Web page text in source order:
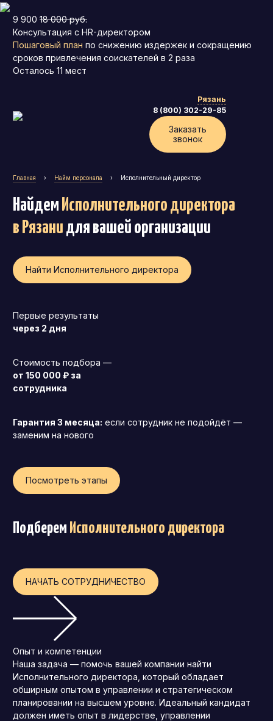
9 900 18 000 руб.
Консультация с HR-директором
Пошаговый план по снижению издержек и сокращению
сроков привлечения соискателей в 2 раза
Осталось 11 мест
Рязань
8 (800) 302-29-85
Заказать
звонок
Коммерческий директор
Директор по персоналу (HR-директор)
Директор по стратегическому развитию
Финансовый директор (CFO)
Технический директор (CTO)
Мировой HR
Франшиза
Главная › Найм персонала › Исполнительный директор
Найдем Исполнительного директора
в Рязани для вашей организации
Найти Исполнительного директора
Первые результаты
через 2 дня
Стоимость подбора —
от 150 000 ₽ за
сотрудника
Гарантия 3 месяца: если сотрудник не подойдёт —
заменим на нового
Посмотреть этапы
Подберем Исполнительного директора
НАЧАТЬ СОТРУДНИЧЕСТВО
Опыт и компетенции
Наша задача — помочь вашей компании найти
Исполнительного директора, который обладает
обширным опытом в управлении и стратегическом
планировании на высшем уровне. Идеальный кандидат
должен иметь опыт в лидерстве, управлении